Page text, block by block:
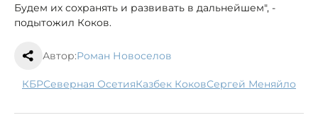
Будем их сохранять и развивать в дальнейшем", -
подытожил Коков.
Автор:Роман Новоселов
КБР Северная Осетия Казбек Коков Сергей Меняйло